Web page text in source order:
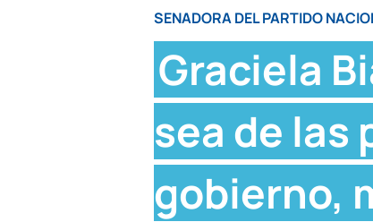
SENADORA DEL PARTIDO
Graciela
sea de las
gobierno,